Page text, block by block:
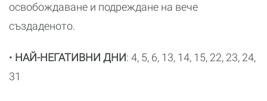
освобождаване и подреждане на вече
създаденото.
• НАЙ-НЕГАТИВНИ ДНИ: 4, 5, 6, 13, 14, 15, 22, 23, 24,
31